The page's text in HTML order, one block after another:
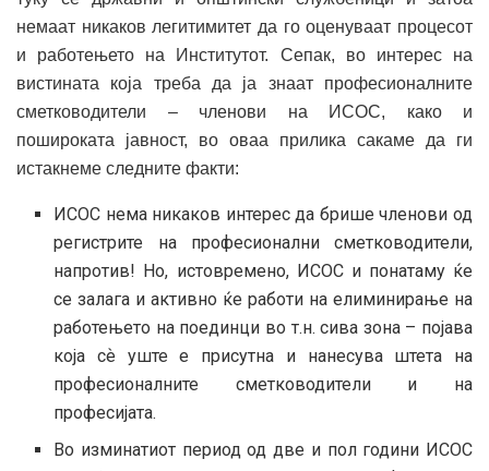
немаат никаков легитимитет да го оценуваат процесот
и работењето на Институтот. Сепак, во интерес на
вистината која треба да ја знаат професионалните
сметководители – членови на ИСОС, како и
пошироката јавност, во оваа прилика сакаме да ги
истакнеме следните факти:
ИСОС нема никаков интерес да брише членови од
регистрите на професионални сметководители,
напротив! Но, истовремено, ИСОС и понатаму ќе
се залага и активно ќе работи на елиминирање на
работењето на поединци во т.н. сива зона – појава
која сѐ уште е присутна и нанесува штета на
професионалните сметководители и на
професијата.
Во изминатиот период од две и пол години ИСОС